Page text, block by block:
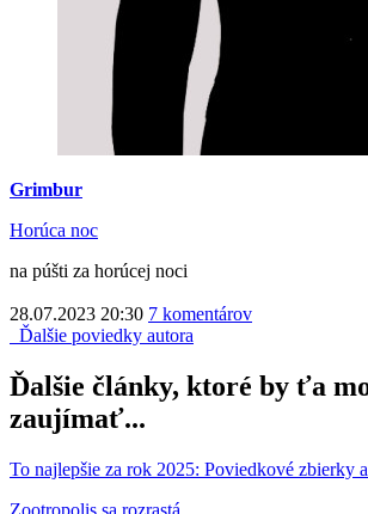
Grimbur
Horúca noc
na púšti za horúcej noci
28.07.2023 20:30 7 komentárov
Ďalšie poviedky autora
Ďalšie články, ktoré by ťa
zaujímať...
To najlepšie za rok 2025: Poviedkové zbierky
Zootropolis sa rozrastá